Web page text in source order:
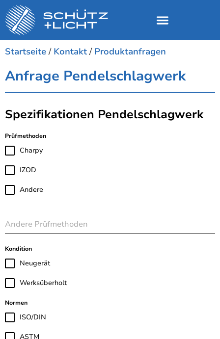
Startseite/ Kontakt/ Produktanfragen
Anfrage Pendelschlagwerk
Spezifikationen Pendelschlagwerk
Prüfmethoden
Charpy
IZOD
Andere
Andere Prüfmethoden
Kondition
Neugerät
Werksüberholt
Normen
ISO/DIN
ASTM